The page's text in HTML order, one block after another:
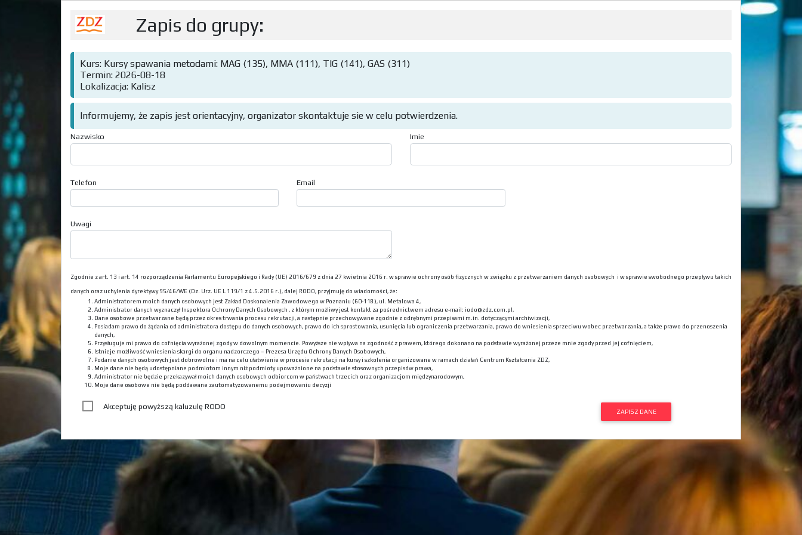
Zapis do grupy:
Kurs: Kursy spawania metodami: MAG (135), MMA (111), TIG (141), GAS (311)
Termin: 2026-08-18
Lokalizacja: Kalisz
Informujemy, że zapis jest orientacyjny, organizator skontaktuje sie w celu potwierdzenia.
Nazwisko Imie
Telefon Email
Uwagi
Zgodnie z art. 13 i art. 14 rozporządzenia Parlamentu Europejskiego i Rady (UE) 2016/679 z dnia 27 kwietnia 2016 r. w sprawie ochrony osób fizycznych w związku z przetwarzaniem danych osobowych i w sprawie swobodnego przepływu takich
danych oraz uchylenia dyrektywy 95/46/WE (Dz. Urz. UE L 119/1 z 4.5.2016 r.), dalej RODO, przyjmuję do wiadomości, że:
Administratorem moich danych osobowych jest Zakład Doskonalenia Zawodowego w Poznaniu (60-118), ul. Metalowa 4,
Administrator danych wyznaczył Inspektora Ochrony Danych Osobowych , z którym możliwy jest kontakt za pośrednictwem adresu e-mail: iodo@zdz.com.pl,
Dane osobowe przetwarzane będą przez okres trwania procesu rekrutacji, a następnie przechowywane zgodnie z odrębnymi przepisami m.in. dotyczącymi archiwizacji,
Posiadam prawo do żądania od administratora dostępu do danych osobowych, prawo do ich sprostowania, usunięcia lub ograniczenia przetwarzania, prawo do wniesienia sprzeciwu wobec przetwarzania, a także prawo do przenoszenia
danych,
Przysługuje mi prawo do cofnięcia wyrażonej zgody w dowolnym momencie. Powyższe nie wpływa na zgodność z prawem, którego dokonano na podstawie wyrażonej przeze mnie zgody przed jej cofnięciem,
Istnieje możliwość wniesienia skargi do organu nadzorczego – Prezesa Urzędu Ochrony Danych Osobowych,
Podanie danych osobowych jest dobrowolne i ma na celu ułatwienie w procesie rekrutacji na kursy i szkolenia organizowane w ramach działań Centrum Kształcenia ZDZ,
Moje dane nie będą udostępniane podmiotom innym niż podmioty upoważnione na podstawie stosownych przepisów prawa,
Administrator nie będzie przekazywał moich danych osobowych odbiorcom w państwach trzecich oraz organizacjom międzynarodowym,
Moje dane osobowe nie będą poddawane zautomatyzowanemu podejmowaniu decyzji
Akceptuję powyższą kaluzulę RODO
ZAPISZ DANE